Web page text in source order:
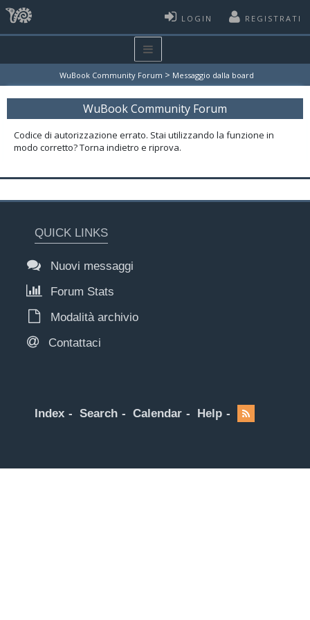
LOGIN REGISTRATI
WuBook Community Forum > Messaggio dalla board
WuBook Community Forum
Codice di autorizzazione errato. Stai utilizzando la funzione in
modo corretto? Torna indietro e riprova.
QUICK LINKS
Nuovi messaggi
Forum Stats
Modalità archivio
Contattaci
Index Search Calendar Help